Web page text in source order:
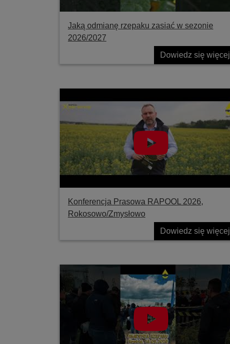
Jaką odmianę rzepaku zasiać w sezonie
2026/2027
Dowiedz się więcej
Konferencja Prasowa RAPOOL 2026,
Rokosowo/Zmysłowo
Dowiedz się więcej